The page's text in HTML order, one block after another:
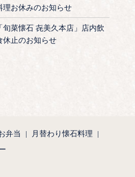
理お休みのお知らせ
旬菜懐石 㐂美久本店」店内飲
休止のお知らせ
弁当
月替わり懐石料理